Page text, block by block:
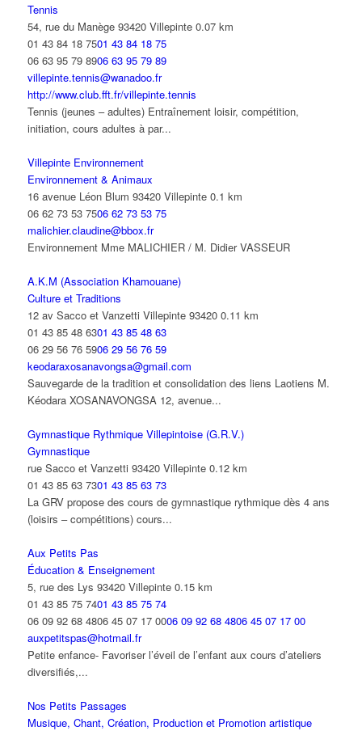
Tennis
54, rue du Manège 93420 Villepinte 0.07 km
01 43 84 18 7501 43 84 18 75
06 63 95 79 8906 63 95 79 89
villepinte.tennis@wanadoo.fr
http://www.club.fft.fr/villepinte.tennis
Tennis (jeunes – adultes) Entraînement loisir, compétition,
initiation, cours adultes à par...
Villepinte Environnement
Environnement & Animaux
16 avenue Léon Blum 93420 Villepinte 0.1 km
06 62 73 53 7506 62 73 53 75
malichier.claudine@bbox.fr
Environnement Mme MALICHIER / M. Didier VASSEUR
A.K.M (Association Khamouane)
Culture et Traditions
12 av Sacco et Vanzetti Villepinte 93420 0.11 km
01 43 85 48 6301 43 85 48 63
06 29 56 76 5906 29 56 76 59
keodaraxosanavongsa@gmail.com
Sauvegarde de la tradition et consolidation des liens Laotiens M.
Kéodara XOSANAVONGSA 12, avenue...
Gymnastique Rythmique Villepintoise (G.R.V.)
Gymnastique
rue Sacco et Vanzetti 93420 Villepinte 0.12 km
01 43 85 63 7301 43 85 63 73
La GRV propose des cours de gymnastique rythmique dès 4 ans
(loisirs – compétitions) cours...
Aux Petits Pas
Éducation & Enseignement
5, rue des Lys 93420 Villepinte 0.15 km
01 43 85 75 7401 43 85 75 74
06 09 92 68 4806 45 07 17 0006 09 92 68 4806 45 07 17 00
auxpetitspas@hotmail.fr
Petite enfance- Favoriser l’éveil de l’enfant aux cours d’ateliers
diversifiés,...
Nos Petits Passages
Musique, Chant, Création, Production et Promotion artistique